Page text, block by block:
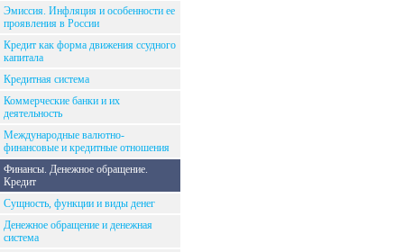
Эмиссия. Инфляция и особенности ее
проявления в России
Кредит как форма движения ссудного
капитала
Кредитная система
Коммерческие банки и их
деятельность
Международные валютно-
финансовые и кредитные отношения
Финансы. Денежное обращение.
Кредит
Сущность, функции и виды денег
Денежное обращение и денежная
система